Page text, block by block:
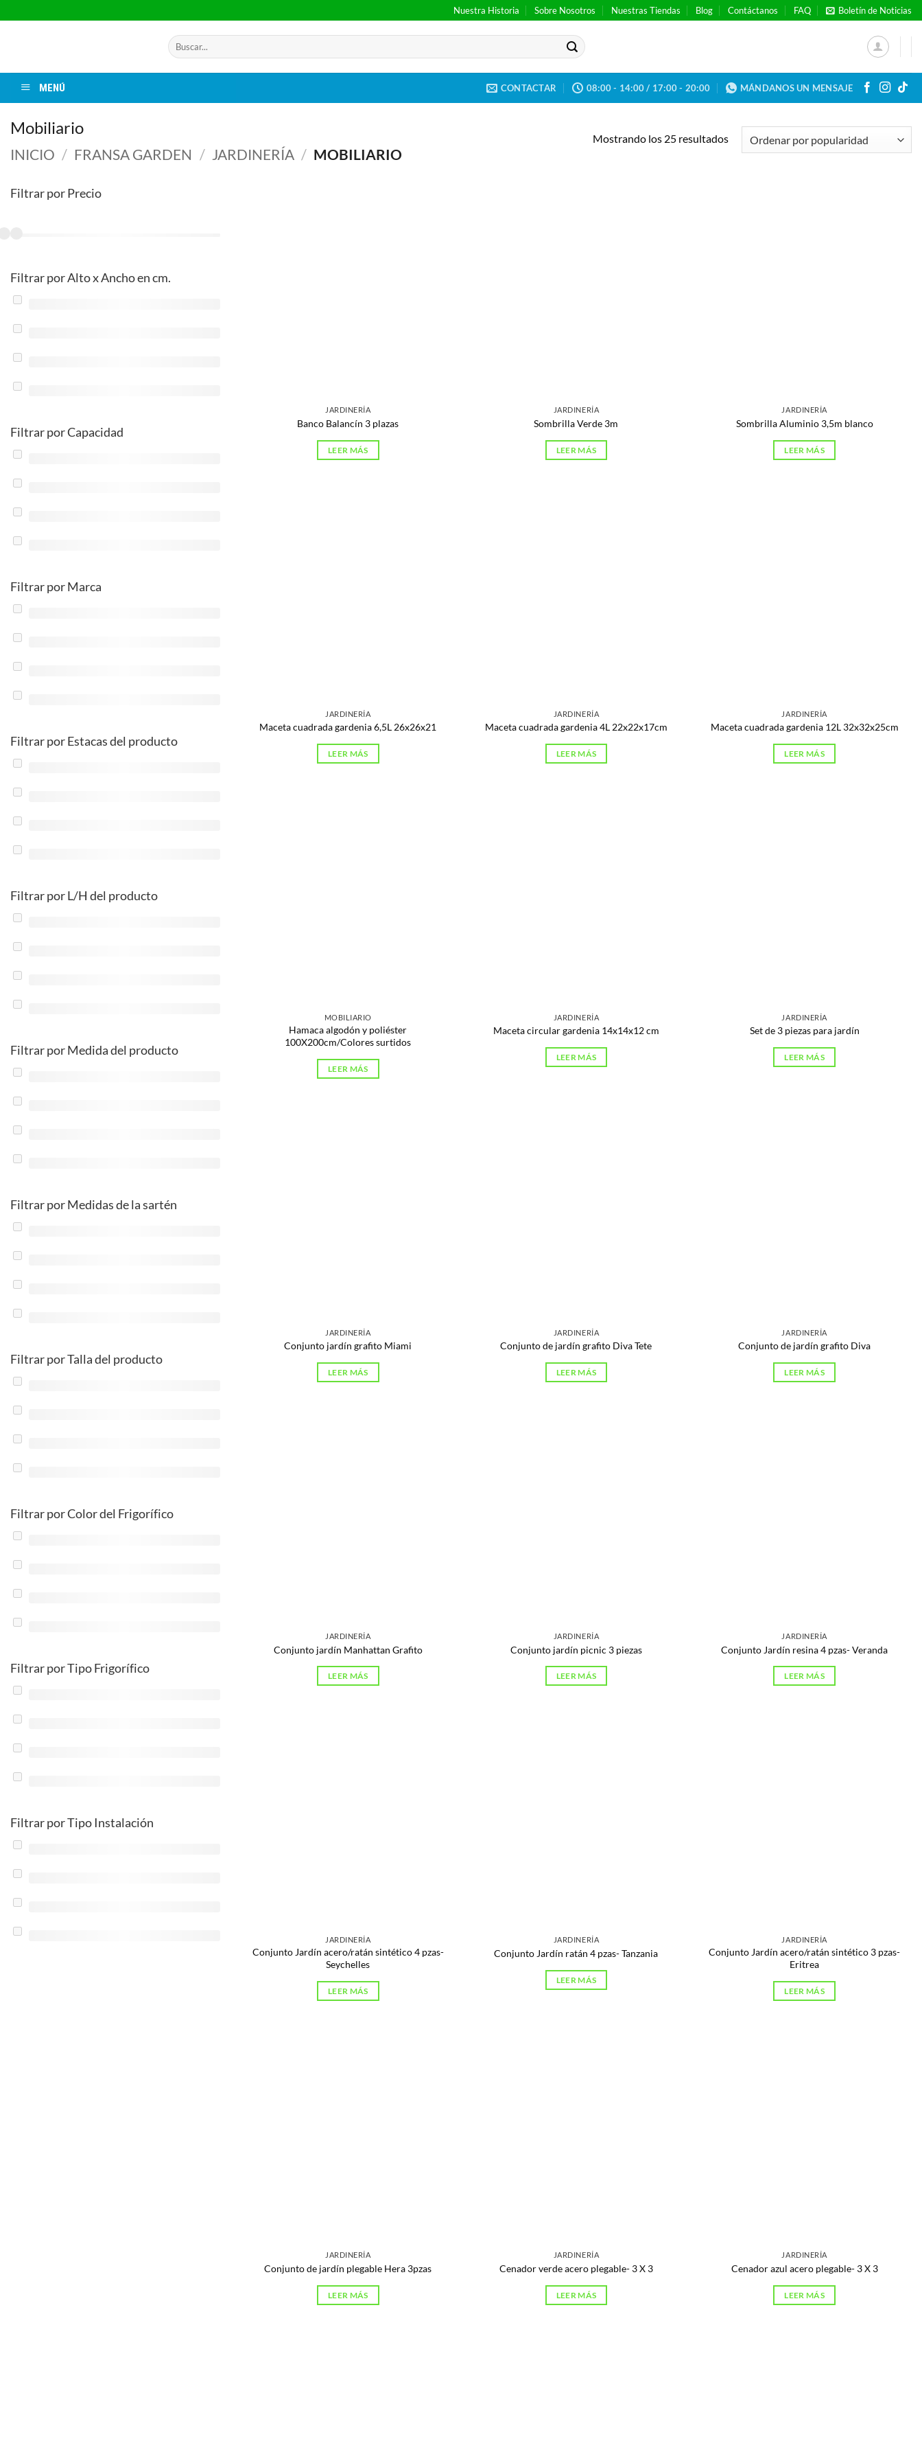
al
Nuestra Historia Sobre Nosotros Nuestras Tiendas Blog Contáctanos FAQ Boletín de Noticias
Buscar
por:
MENÚ CONTACTAR 08:00 - 14:00 / 17:00 - 20:00 MÁNDANOS UN MENSAJE
Mobiliario
INICIO / FRANSA GARDEN / JARDINERÍA / MOBILIARIO
Mostrando los 25 resultadosOrdenado
por
Filtrar por Precio
Filtrar por Alto x Ancho en cm.
Filtrar por Capacidad
Filtrar por Marca
Filtrar por Estacas del producto
Filtrar por L/H del producto
Filtrar por Medida del producto
Filtrar por Medidas de la sartén
Filtrar por Talla del producto
Filtrar por Color del Frigorífico
Filtrar por Tipo Frigorífico
Filtrar por Tipo Instalación
JARDINERÍA
Banco Balancín 3 plazas
LEER MÁS
JARDINERÍA
Sombrilla Verde 3m
LEER MÁS
JARDINERÍA
Sombrilla Aluminio 3,5m blanco
LEER MÁS
JARDINERÍA
Maceta cuadrada gardenia 6,5L 26x26x21
LEER MÁS
JARDINERÍA
Maceta cuadrada gardenia 4L 22x22x17cm
LEER MÁS
JARDINERÍA
Maceta cuadrada gardenia 12L 32x32x25cm
LEER MÁS
MOBILIARIO
Hamaca algodón y poliéster
100X200cm/Colores surtidos
LEER MÁS
JARDINERÍA
Maceta circular gardenia 14x14x12 cm
LEER MÁS
JARDINERÍA
Set de 3 piezas para jardín
LEER MÁS
JARDINERÍA
Conjunto jardín grafito Miami
LEER MÁS
JARDINERÍA
Conjunto de jardín grafito Diva Tete
LEER MÁS
JARDINERÍA
Conjunto de jardín grafito Diva
LEER MÁS
JARDINERÍA
Conjunto jardín Manhattan Grafito
LEER MÁS
JARDINERÍA
Conjunto jardín picnic 3 piezas
LEER MÁS
JARDINERÍA
Conjunto Jardín resina 4 pzas- Veranda
LEER MÁS
JARDINERÍA
Conjunto Jardín acero/ratán sintético 4 pzas-
Seychelles
LEER MÁS
JARDINERÍA
Conjunto Jardín ratán 4 pzas- Tanzania
LEER MÁS
JARDINERÍA
Conjunto Jardín acero/ratán sintético 3 pzas-
Eritrea
LEER MÁS
JARDINERÍA
Conjunto de jardín plegable Hera 3pzas
LEER MÁS
JARDINERÍA
Cenador verde acero plegable- 3 X 3
LEER MÁS
JARDINERÍA
Cenador azul acero plegable- 3 X 3
LEER MÁS